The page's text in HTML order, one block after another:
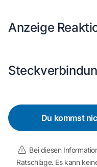
Anzeige
Du kommst
Bei diesen
Ratschläge. Es kann